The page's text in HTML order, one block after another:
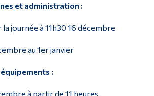
et administration :
journée à 11h30 16 décembre
au 1er janvier
:
à partir de 11 heures.